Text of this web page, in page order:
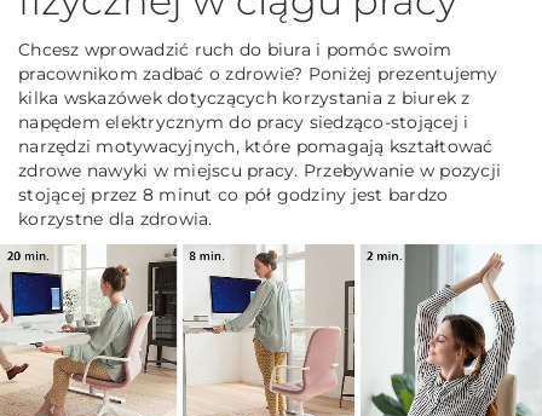
Chcesz wprowadzić ruch do biura i pomóc swoim
pracownikom zadbać o zdrowie? Poniżej prezentujemy
kilka wskazówek dotyczących korzystania z biurek z
napędem elektrycznym do pracy siedząco-stojącej i
narzędzi motywacyjnych, które pomagają kształtować
zdrowe nawyki w miejscu pracy. Przebywanie w pozycji
stojącej przez 8 minut co pół godziny jest bardzo
korzystne dla zdrowia.